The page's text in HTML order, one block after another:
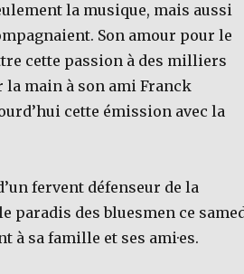
la musique, mais aussi
Son amour pour le
cette passion à des milliers
la main à son ami Franck
cette émission avec la
fervent défenseur de la
paradis des bluesmen ce
à sa famille et ses ami·es.